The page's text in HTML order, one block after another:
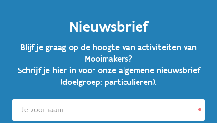
Nieuwsbrief
Blijf je graag op de hoogte van activiteiten van
Mooimakers?
Schrijf je hier in voor onze algemene nieuwsbrief
(doelgroep: particulieren).